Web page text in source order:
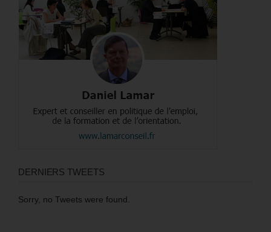
DERNIERS TWEETS
Sorry, no Tweets were found.